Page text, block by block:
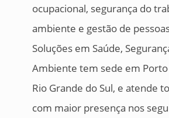
ocupacional, segurança do
ambiente e gestão de
Soluções em Saúde,
Ambiente tem sede em
Rio Grande do Sul, e atende
com maior presença nos